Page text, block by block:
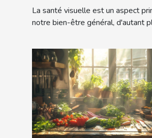
solutions pour la santé
La santé visuelle est un aspect
notre bien-être général, d'autant